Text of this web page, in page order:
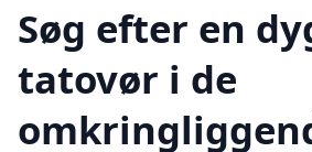
Søg efter en
tatovør i de